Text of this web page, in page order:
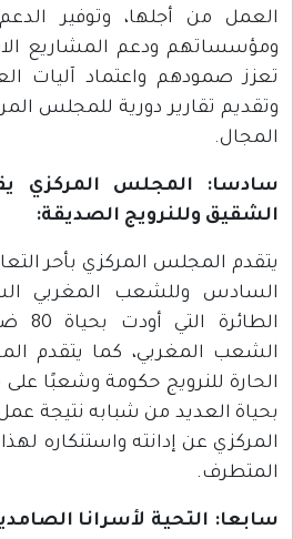
العمل من أجلها، وتوفير
ومؤسساتهم ودعم المشاريع
تعزز صمودهم واعتماد آليات
وتقديم تقارير دورية للمجلس
المجال.
سادسا: المجلس المركزي
الشقيق وللنرويج الصديقة:
يتقدم المجلس المركزي بأحر
السادس وللشعب المغربي
الشعب المغربي، كما يتقدم
الحارة للنرويج حكومة وشعبًا
بحياة العديد من شبابه نتيجة
المركزي عن إدانته واستنكاره
المتطرف.
سابعا: التحية لأسرانا